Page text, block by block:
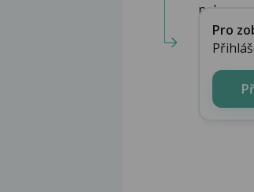
nebo
Pro